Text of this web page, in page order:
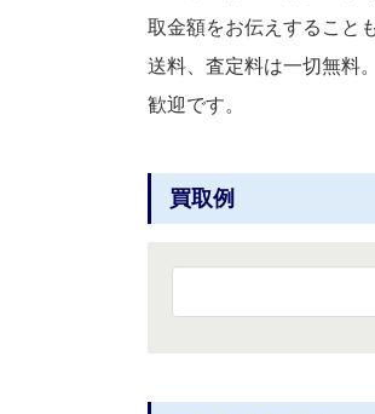
取金額をお伝えすること
送料、査定料は一切無料
歓迎です。
買取例